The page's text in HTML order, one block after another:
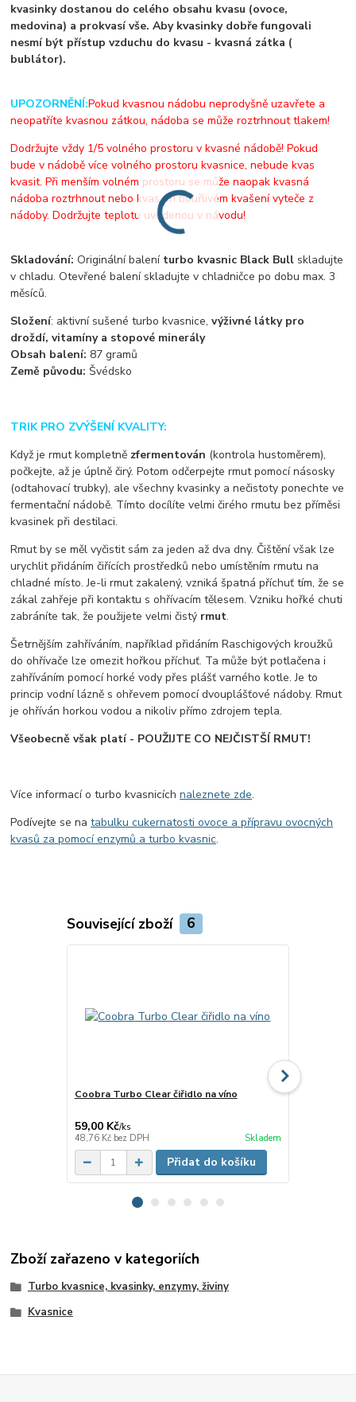
kvasinky dostanou do celého obsahu kvasu (ovoce,
medovina) a prokvasí vše. Aby kvasinky dobře fungovali
nesmí být přístup vzduchu do kvasu - kvasná zátka (
bublátor).
UPOZORNĚNÍ:Pokud kvasnou nádobu neprodyšně uzavřete a
neopatříte kvasnou zátkou, nádoba se může roztrhnout tlakem!
Dodržujte vždy 1/5 volného prostoru v kvasné nádobě! Pokud
bude v nádobě více volného prostoru kvasnice, nebude kvas
kvasit. Při menším volném prostoru se může naopak kvasná
nádoba roztrhnout nebo kvas při bouřlivém kvašení vyteče z
nádoby. Dodržujte teplotu uvedenou v návodu!
Skladování: Originální balení turbo kvasnic Black Bull skladujte
v chladu. Otevřené balení skladujte v chladničce po dobu max. 3
měsíců.
Složení: aktivní sušené turbo kvasnice, výživné látky pro
droždí, vitamíny a stopové minerály
Obsah balení: 87 gramů
Země původu: Švédsko
TRIK PRO ZVÝŠENÍ KVALITY:
Když je rmut kompletně zfermentován (kontrola hustoměrem),
počkejte, až je úplně čirý. Potom odčerpejte rmut pomocí násosky
(odtahovací trubky), ale všechny kvasinky a nečistoty ponechte ve
fermentační nádobě. Tímto docílíte velmi čirého rmutu bez příměsi
kvasinek při destilaci.
Rmut by se měl vyčistit sám za jeden až dva dny. Čištění však lze
urychlit přidáním čiřících prostředků nebo umístěním rmutu na
chladné místo. Je-li rmut zakalený, vzniká špatná příchuť tím, že se
zákal zahřeje při kontaktu s ohřívacím tělesem. Vzniku hořké chuti
zabráníte tak, že použijete velmi čistý rmut.
Šetrnějším zahříváním, například přidáním Raschigových kroužků
do ohřívače lze omezit hořkou příchuť. Ta může být potlačena i
zahříváním pomocí horké vody přes plášť varného kotle. Je to
princip vodní lázně s ohřevem pomocí dvouplášťové nádoby. Rmut
je ohříván horkou vodou a nikoliv přímo zdrojem tepla.
Všeobecně však platí - POUŽIJTE CO NEJČISTŠÍ RMUT!
Více informací o turbo kvasnicíchnaleznete zde.
Podívejte se natabulku cukernatosti ovoce a přípravu ovocných
kvasů za pomocí enzymů a turbo kvasnic.
Související zboží 6
Coobra Turbo Clear čiřidlo na víno
59,00 Kč/ks
48,76 Kč bez DPH Skladem
Přidat do košíku
Zboží zařazeno v kategoriích
Turbo kvasnice, kvasinky, enzymy, živiny
Kvasnice